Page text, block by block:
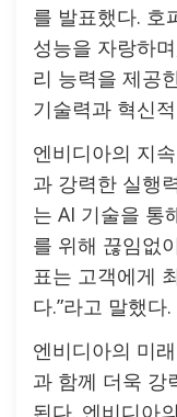
를 발표했다. 호
성능을 자랑하
리 능력을 제공
기술력과 혁신
엔비디아의 지
과 강력한 실행
는 AI 기술을 통
를 위해 끊임없
표는 고객에게
다.”라고 말했다.
엔비디아의 미
과 함께 더욱 강
된다. 엔비디아